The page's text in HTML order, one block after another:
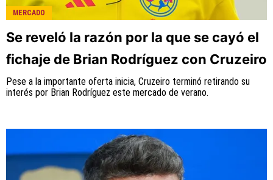
MERCADO
Se reveló la razón por la que se cayó el
fichaje de Brian Rodríguez con Cruzeiro
Pese a la importante oferta inicia, Cruzeiro terminó retirando su
interés por Brian Rodríguez este mercado de verano.